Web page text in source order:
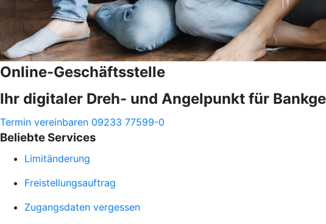
Online-Geschäftsstelle
Ihr digitaler Dreh- und Angelpunkt für
Termin vereinbaren 09233 77599-0
Beliebte Services
Limitänderung
Freistellungsauftrag
Zugangsdaten vergessen